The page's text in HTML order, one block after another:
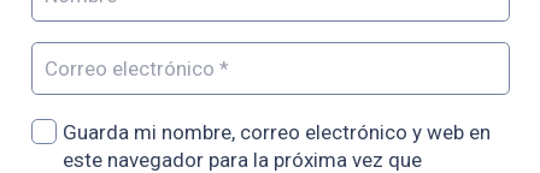
Guarda mi nombre, correo electrónico y web en
este navegador para la próxima vez que